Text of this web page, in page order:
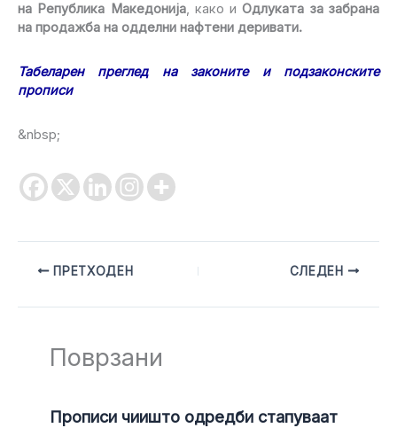
на Република Македонија, како иОдлуката за забрана
на продажба на одделни нафтени деривати.
Табеларен преглед на законите и подзаконските
прописи
&nbsp;
ПРЕТХОДЕН СЛЕДЕН
Поврзани
Прописи чиишто одредби стапуваат